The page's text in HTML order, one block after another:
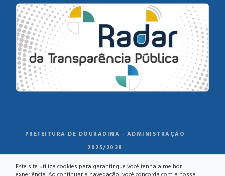
PREFEITURA DE DOURADINA - ADMINISTRAÇÃO
2025/2028
Este site utiliza cookies para garantir que você tenha a melhor